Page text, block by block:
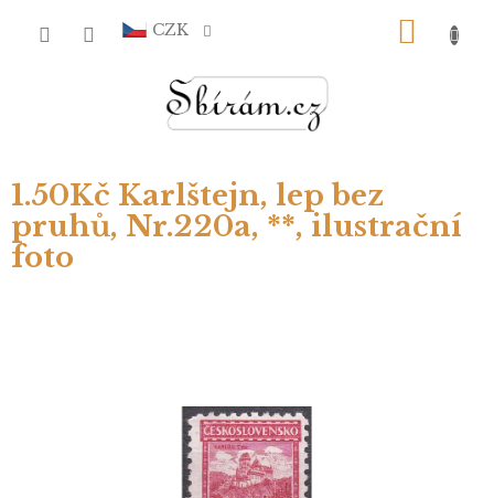
CZK
1.50Kč Karlštejn, lep bez
pruhů, Nr.220a, **, ilustrační
foto